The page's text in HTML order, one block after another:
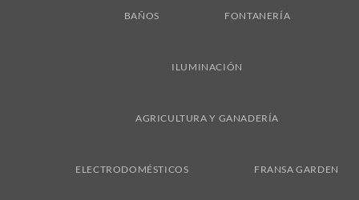
BAÑOS FONTANERÍA
ILUMINACIÓN
AGRICULTURA Y GANADERÍA
ELECTRODOMÉSTICOS FRANSA GARDEN